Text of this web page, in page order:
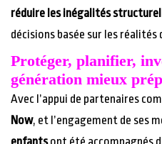
réduire les inégalités
décisions basée sur les réalités
Protéger, planifier,
génération mieux
Avec l’appui de partenaires
Now, et l’engagement de ses